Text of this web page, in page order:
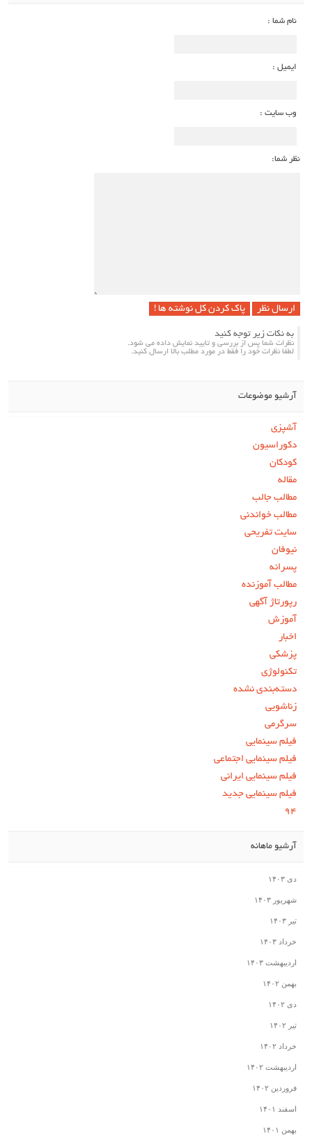
نام شما :
ایمیل :
وب سایت :
نظر شما:
پاک کردن کل نوشته ها !
به نکات زیر توجه کنید
نظرات شما پس از بررسی و تایید نمایش داده می شود.
لطفا نظرات خود را فقط در مورد مطلب بالا ارسال کنید.
آرشیو موضوعات
آشپزی
دکوراسیون
کودکان
مقاله
مطالب جالب
مطالب خواندنی
سایت تفریحی
نیوفان
پسرانه
مطالب آموزنده
رپورتاژ آگهی
آموزش
اخبار
پزشکی
تکنولوژی
دسته‌بندی نشده
زناشویی
سرگرمی
فیلم سینمایی
فیلم سینمایی اجتماعی
فیلم سینمایی ایرانی
فیلم سینمایی جدید
۹۴
آرشیو ماهانه
دی ۱۴۰۳
شهریور ۱۴۰۳
تیر ۱۴۰۳
خرداد ۱۴۰۳
اردیبهشت ۱۴۰۳
بهمن ۱۴۰۲
دی ۱۴۰۲
تیر ۱۴۰۲
خرداد ۱۴۰۲
اردیبهشت ۱۴۰۲
فروردین ۱۴۰۲
اسفند ۱۴۰۱
بهمن ۱۴۰۱